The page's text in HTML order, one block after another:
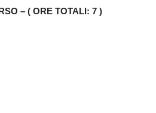
– ( ORE TOTALI: 7 )